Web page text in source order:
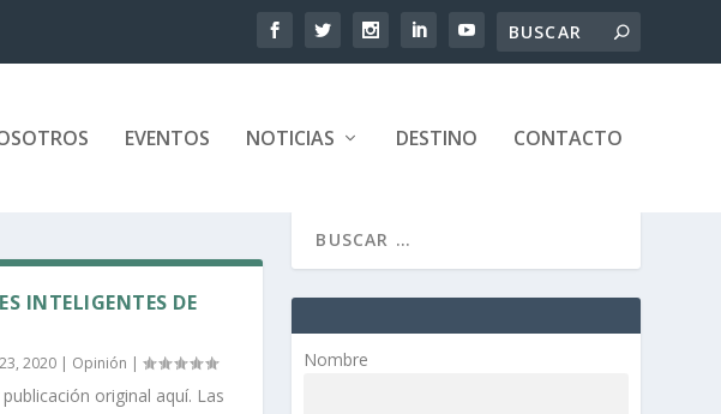
EVENTOS NOTICIAS DESTINO CONTACTO
INTELIGENTES DE
2020| Opinión |
original aquí. Las
Nombre